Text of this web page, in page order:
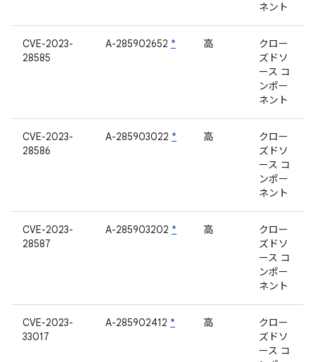
ネント
CVE-2023-
28585
A-285902652 * 高
クロー
ズドソ
ース コ
ンポー
ネント
CVE-2023-
28586
A-285903022 * 高
クロー
ズドソ
ース コ
ンポー
ネント
CVE-2023-
28587
A-285903202 * 高
クロー
ズドソ
ース コ
ンポー
ネント
CVE-2023-
33017
A-285902412 * 高
クロー
ズドソ
ース コ